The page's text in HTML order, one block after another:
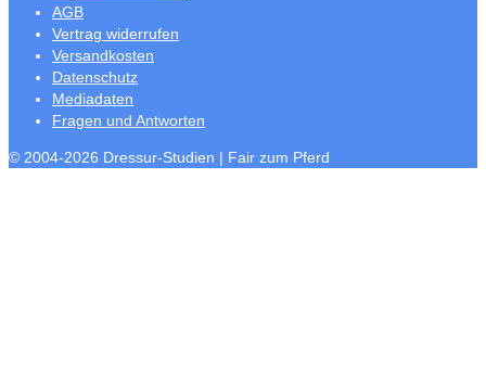
AGB
Vertrag widerrufen
Versandkosten
Datenschutz
Mediadaten
Fragen und Antworten
© 2004-2026 Dressur-Studien | Fair zum Pferd